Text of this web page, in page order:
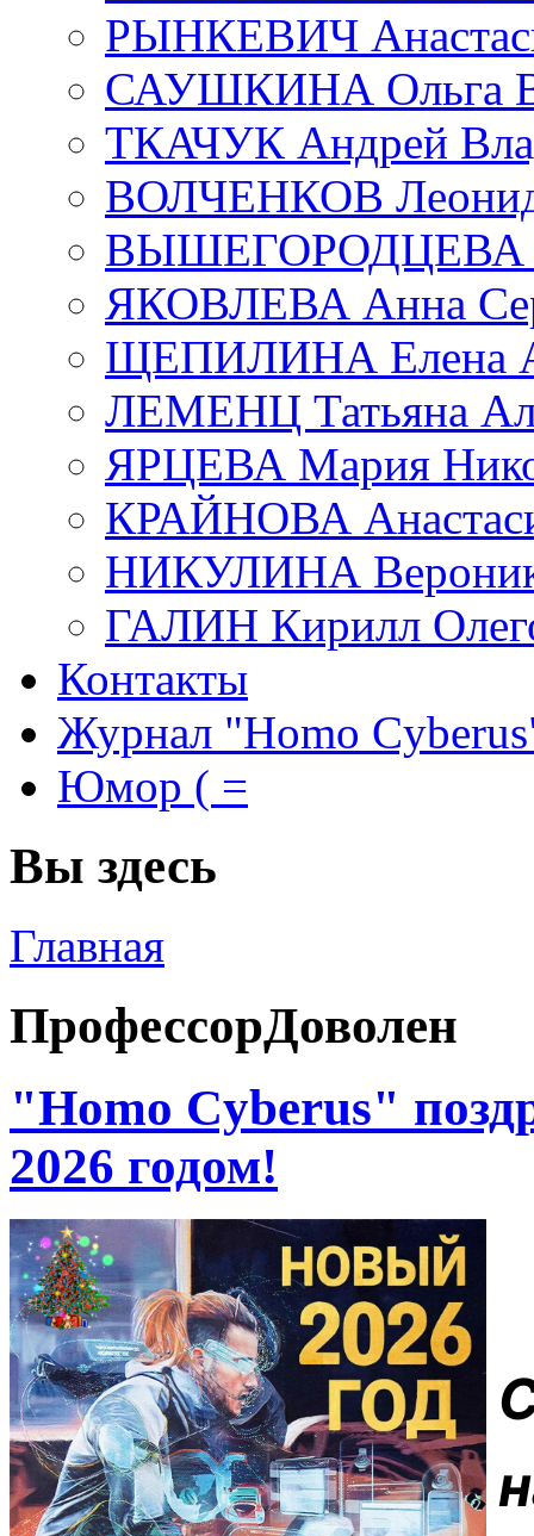
РЫНКЕВИЧ
САУШКИНА Ольга
ТКАЧУК Андрей
ВОЛЧЕНКОВ Леонид
ВЫШЕГОРОДЦЕВА
ЯКОВЛЕВА Анна
ЩЕПИЛИНА Елена
ЛЕМЕНЦ Татьяна
ЯРЦЕВА Мария
КРАЙНОВА
НИКУЛИНА
ГАЛИН Кирилл
Контакты
Журнал "Homo
Юмор ( =
Вы здесь
Главная
ПрофессорДоволен
"Homo Cyberus"
2026 годом!